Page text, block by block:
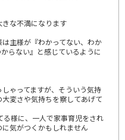
な不満になります
主様が『わかってない、わか
らない』と感じているように
ゃってますが、そういう気持
変さや気持ちを察してあげて
様に、一人で家事育児をされ
気がつくかもしれません